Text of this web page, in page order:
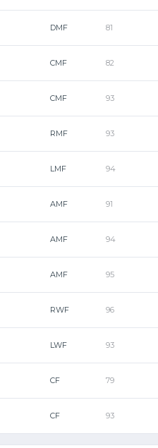
DMF 81
CMF 82
CMF 93
RMF 93
LMF 94
AMF 91
AMF 94
AMF 95
RWF 96
LWF 93
CF 79
CF 93